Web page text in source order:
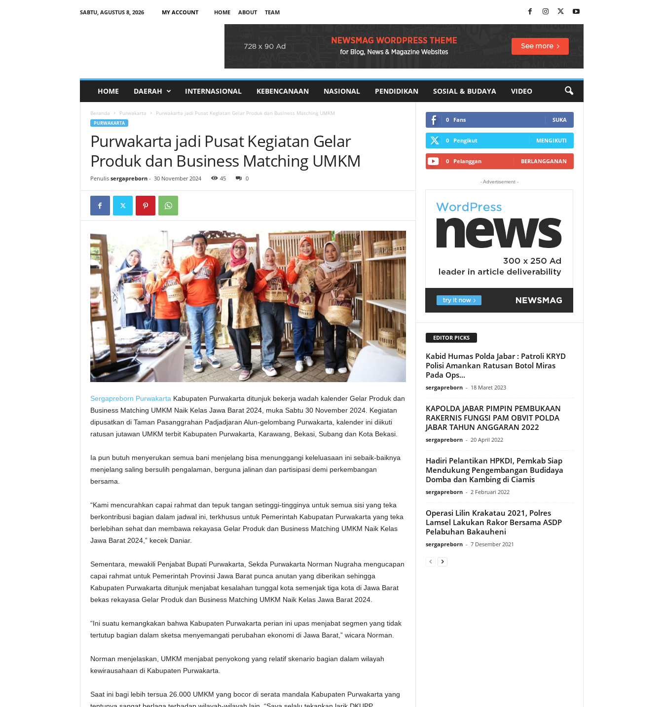
SABTU, AGUSTUS 8, 2026 MY ACCOUNT HOME ABOUT TEAM
HOME DAERAH INTERNASIONAL KEBENCANAAN NASIONAL PENDIDIKAN SOSIAL & BUDAYA VIDEO
Beranda Purwakarta Purwakarta jadi Pusat Kegiatan Gelar Produk dan Business Matching UMKM
PURWAKARTA
Purwakarta jadi Pusat Kegiatan Gelar
Produk dan Business Matching UMKM
Penulis sergapreborn- 30 November 2024 45 0
Sergapreborn Purwakarta Kabupaten Purwakarta ditunjuk bekerja wadah kalender Gelar Produk dan
Business Matching UMKM Naik Kelas Jawa Barat 2024, muka Sabtu 30 November 2024. Kegiatan
dipusatkan di Taman Pasanggrahan Padjadjaran Alun-gelombang Purwakarta, kalender ini diikuti
ratusan jutawan UMKM terbit Kabupaten Purwakarta, Karawang, Bekasi, Subang dan Kota Bekasi.
Ia pun butuh menyerukan semua bani menjelang bisa menunggangi keleluasaan ini sebaik-baiknya
menjelang saling bersulih pengalaman, berguna jalinan dan partisipasi demi perkembangan
bersama.
“Kami mencurahkan capai rahmat dan tepuk tangan setinggi-tingginya untuk semua sisi yang teka
berkontribusi bagian dalam jadwal ini, terkhusus untuk Pemerintah Kabupatan Purwakarta yang teka
berlebihan sehat dan membawa rekayasa Gelar Produk dan Business Matching UMKM Naik Kelas
Jawa Barat 2024,” kecek Daniar.
Sementara, mewakili Penjabat Bupati Purwakarta, Sekda Purwakarta Norman Nugraha mengucapan
capai rahmat untuk Pemerintah Provinsi Jawa Barat punca anutan yang diberikan sehingga
Kabupaten Purwakarta ditunjuk menjabat kesalahan tunggal kota semenjak tiga kota di Jawa Barat
bekas rekayasa Gelar Produk dan Business Matching UMKM Naik Kelas Jawa Barat 2024.
“Ini suatu kemangkakan bahwa Kabupaten Purwakarta perian ini upas menjabat segmen yang tidak
tertutup bagian dalam sketsa menyemangati perubahan ekonomi di Jawa Barat,” wicara Norman.
Norman menjelaskan, UMKM menjabat penyokong yang relatif skenario bagian dalam wilayah
kewirausahaan di Kabupaten Purwakarta.
Saat ini bagi lebih tersua 26.000 UMKM yang bocor di serata mandala Kabupaten Purwakarta yang
0 Fans SUKA
0 Pengikut MENGIKUTI
0 Pelanggan BERLANGGANAN
- Advertisement -
EDITOR PICKS
Kabid Humas Polda Jabar : Patroli KRYD
Polisi Amankan Ratusan Botol Miras
Pada Ops...
sergapreborn - 18 Maret 2023
KAPOLDA JABAR PIMPIN PEMBUKAAN
RAKERNIS FUNGSI PAM OBVIT POLDA
JABAR TAHUN ANGGARAN 2022
sergapreborn - 20 April 2022
Hadiri Pelantikan HPKDI, Pemkab Siap
Mendukung Pengembangan Budidaya
Domba dan Kambing di Ciamis
sergapreborn - 2 Februari 2022
Operasi Lilin Krakatau 2021, Polres
Lamsel Lakukan Rakor Bersama ASDP
Pelabuhan Bakauheni
sergapreborn - 7 Desember 2021